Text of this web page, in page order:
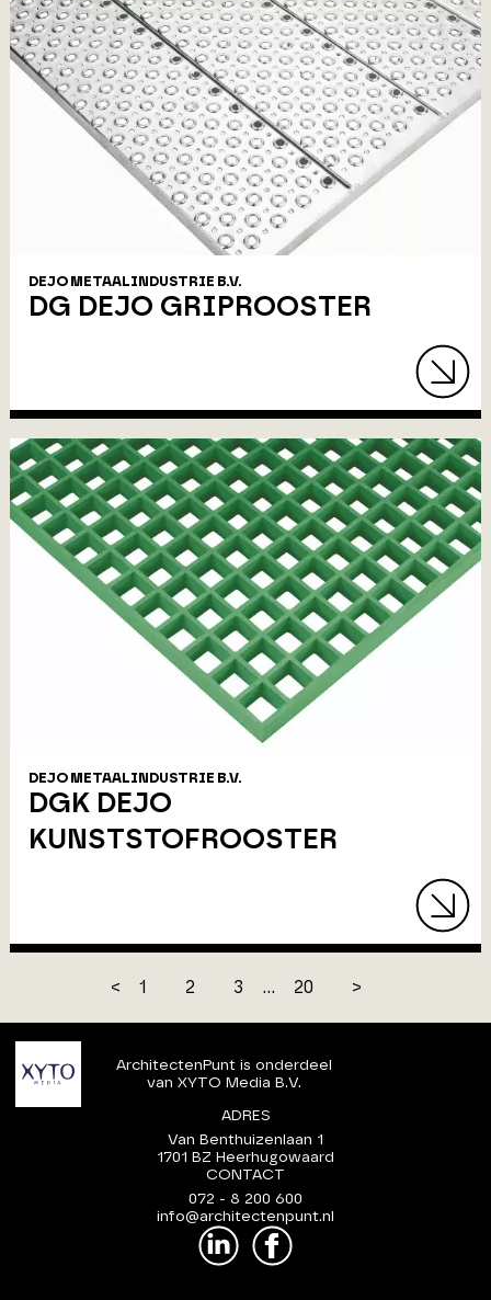
DEJO METAALINDUSTRIE B.V.
DG DEJO GRIPROOSTER
DEJO METAALINDUSTRIE B.V.
DGK DEJO
KUNSTSTOFROOSTER
< 1 2 3 ... 20 >
ArchitectenPunt is onderdeel
van XYTO Media B.V.
ADRES
Van Benthuizenlaan 1
1701 BZ Heerhugowaard
CONTACT
072 - 8 200 600
info@architectenpunt.nl